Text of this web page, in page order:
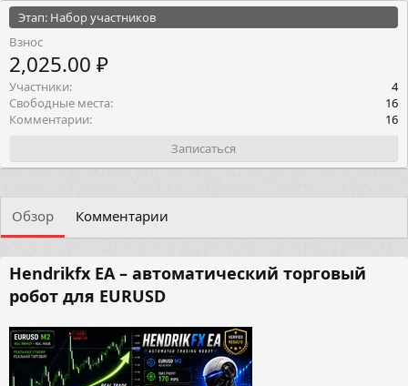
Этап: Набор участников
Взнос
2,025.00 ₽
Участники
4
Свободные места
16
Комментарии
16
Записаться
Обзор Комментарии
Hendrikfx EA – автоматический торговый
робот для EURUSD